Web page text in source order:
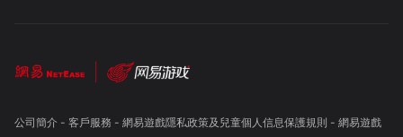
公司簡介- 客戶服務 - 網易遊戲隱私政策及兒童個人信息保護規則 - 網易遊戲